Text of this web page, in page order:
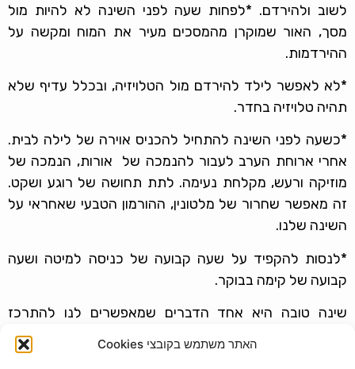
האתר משתמש בקובצי Cookies
לשוב ולהירדם. *לפחות שעה לפני השינה לא להיות מול
מסך, האור שמוקרן מהמסכים מעיר את המוח ומקשה על
ההירדמות.
*לא לאפשר לילד להירדם מול הטלויזיה, ובכלל עדיף שלא
תהיה טלויזיה בחדר.
*כשעה לפני השינה להתחיל להכניס אוירה של לילה לבית.
אחרי ארוחת הערב לעבור להנמכה של אורות, הנמכה של
מוזיקה ורעש, מקלחת נעימה. לתת תחושה של רוגע ושקט.
זה מאפשר שחרור של מלטונין, ההורמון הטבעי שאחראי על
השינה שלנו.
*לנסות להקפיד על שעה קבועה של כניסה למיטה ושעה
קבועה של קימה בבוקר.
שינה טובה היא אחד הדברים שמאפשרים לנו להתרכז
ולהעביר את היום באופן נעים יותר. גם עבורכם וגם עבור